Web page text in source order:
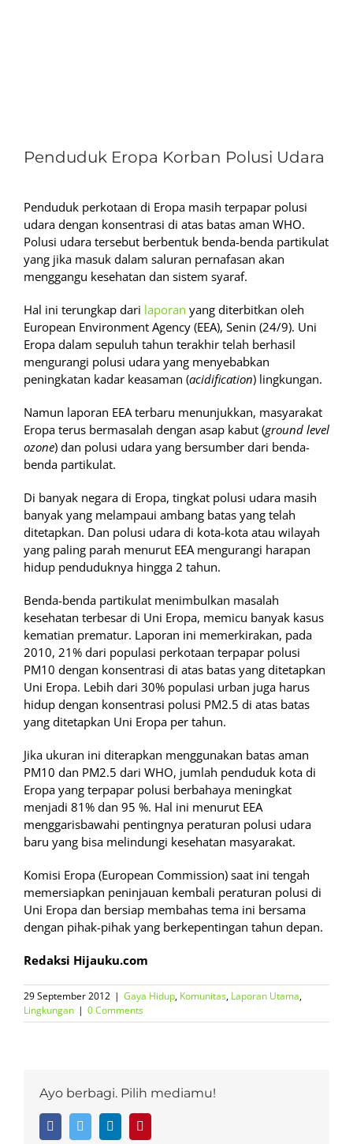
Larger
Image
Penduduk Eropa Korban Polusi Udara
Penduduk perkotaan di Eropa masih terpapar polusi
udara dengan konsentrasi di atas batas aman WHO.
Polusi udara tersebut berbentuk benda-benda partikulat
yang jika masuk dalam saluran pernafasan akan
menggangu kesehatan dan sistem syaraf.
Hal ini terungkap dari laporan yang diterbitkan oleh
European Environment Agency (EEA), Senin (24/9). Uni
Eropa dalam sepuluh tahun terakhir telah berhasil
mengurangi polusi udara yang menyebabkan
peningkatan kadar keasaman (acidification) lingkungan.
Namun laporan EEA terbaru menunjukkan, masyarakat
Eropa terus bermasalah dengan asap kabut (ground level
ozone) dan polusi udara yang bersumber dari benda-
benda partikulat.
Di banyak negara di Eropa, tingkat polusi udara masih
banyak yang melampaui ambang batas yang telah
ditetapkan. Dan polusi udara di kota-kota atau wilayah
yang paling parah menurut EEA mengurangi harapan
hidup penduduknya hingga 2 tahun.
Benda-benda partikulat menimbulkan masalah
kesehatan terbesar di Uni Eropa, memicu banyak kasus
kematian prematur. Laporan ini memerkirakan, pada
2010, 21% dari populasi perkotaan terpapar polusi
PM10 dengan konsentrasi di atas batas yang ditetapkan
Uni Eropa. Lebih dari 30% populasi urban juga harus
hidup dengan konsentrasi polusi PM2.5 di atas batas
yang ditetapkan Uni Eropa per tahun.
Jika ukuran ini diterapkan menggunakan batas aman
PM10 dan PM2.5 dari WHO, jumlah penduduk kota di
Eropa yang terpapar polusi berbahaya meningkat
menjadi 81% dan 95 %. Hal ini menurut EEA
menggarisbawahi pentingnya peraturan polusi udara
baru yang bisa melindungi kesehatan masyarakat.
Komisi Eropa (European Commission) saat ini tengah
memersiapkan peninjauan kembali peraturan polusi di
Uni Eropa dan bersiap membahas tema ini bersama
dengan pihak-pihak yang berkepentingan tahun depan.
Redaksi Hijauku.com
29 September 2012 | Gaya Hidup, Komunitas, Laporan Utama,
Lingkungan | 0 Comments
Ayo berbagi. Pilih mediamu!
FacebookTwitter LinkedIn